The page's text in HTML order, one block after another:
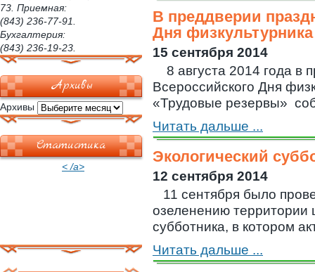
73. Приемная:
(843) 236-77-91.
Бухгалтерия:
(843) 236-19-23.
Архивы
Архивы
Статистика
< /a>
В преддверии
Дня физкультурника
15 сентября 2014
8 августа 2014 года в
Всероссийского Дня
«Трудовые резервы»
Читать дальше ...
Экологический
12 сентября 2014
11 сентября было
озеленению территории
субботника, в котором
Читать дальше ...